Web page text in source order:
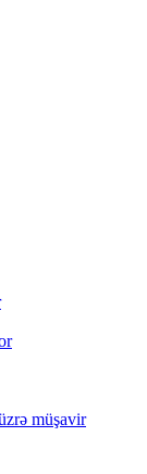
müşavir